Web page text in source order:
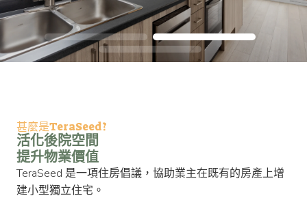
甚麼是TeraSeed?
活化後院空間
提升物業價值
TeraSeed 是一項住房倡議，協助業主在既有的房產上增
建小型獨立住宅。